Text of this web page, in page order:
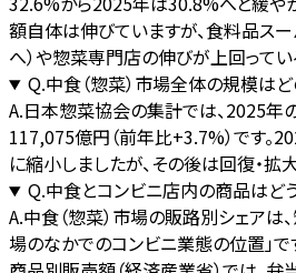
額自体は伸びていますが、食料品ス
へ）や惣菜専門店の伸びが上回ってい
Q.中食（惣菜）市場全体の規模はど
A.日本惣菜協会の集計では、2025年
117,075億円（前年比+3.7%）です。
に縮小しましたが、その後は回復・拡
Q.中食とコンビニ店内の商品はど
A.中食（惣菜）市場の販路別シェアは
場のなかでのコンビニ業態の位置」で